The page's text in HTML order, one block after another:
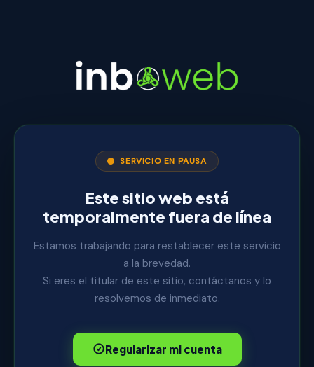
SERVICIO EN PAUSA
Este sitio web está
temporalmente fuera de línea
Estamos trabajando para restablecer este servicio
a la brevedad.
Si eres el titular de este sitio, contáctanos y lo
resolvemos de inmediato.
Regularizar mi cuenta